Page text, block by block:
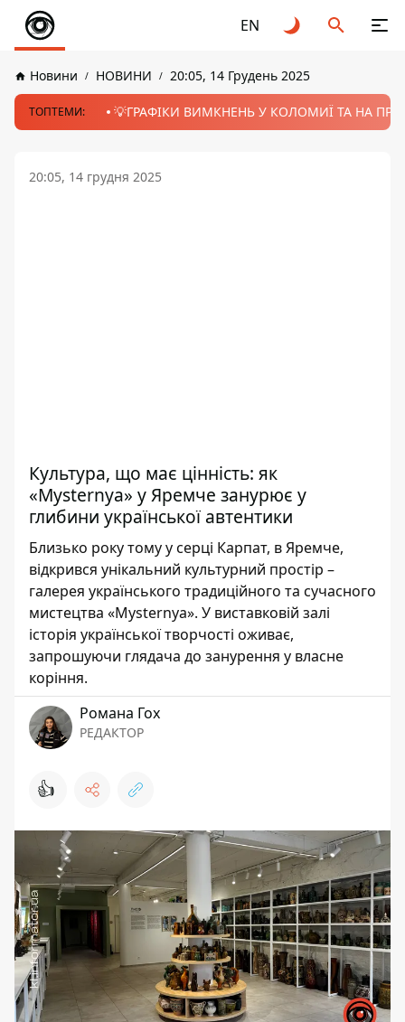
EN
Новини НОВИНИ 20:05, 14 Грудень 2025
ТОПТЕМИ: 💡ГРАФІКИ ВИМКНЕНЬ У КОЛОМИЇ ТА НА
20:05, 14 грудня 2025
Культура, що має цінність: як
«Mysternya» у Яремче занурює у
глибини української автентики
Близько року тому у серці Карпат, в Яремче,
відкрився унікальний культурний простір –
галерея українського традиційного та сучасного
мистецтва «Mysternya». У виставковій залі
історія української творчості оживає,
запрошуючи глядача до занурення у власне
коріння.
Романа Гох
РЕДАКТОР
👍